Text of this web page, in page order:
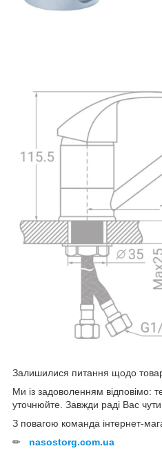
Залишилися питання щодо
Ми із задоволенням відповімо:
уточнюйте. Завжди раді Вас
З повагою команда інтернет-
✏
nasostorg.com.ua